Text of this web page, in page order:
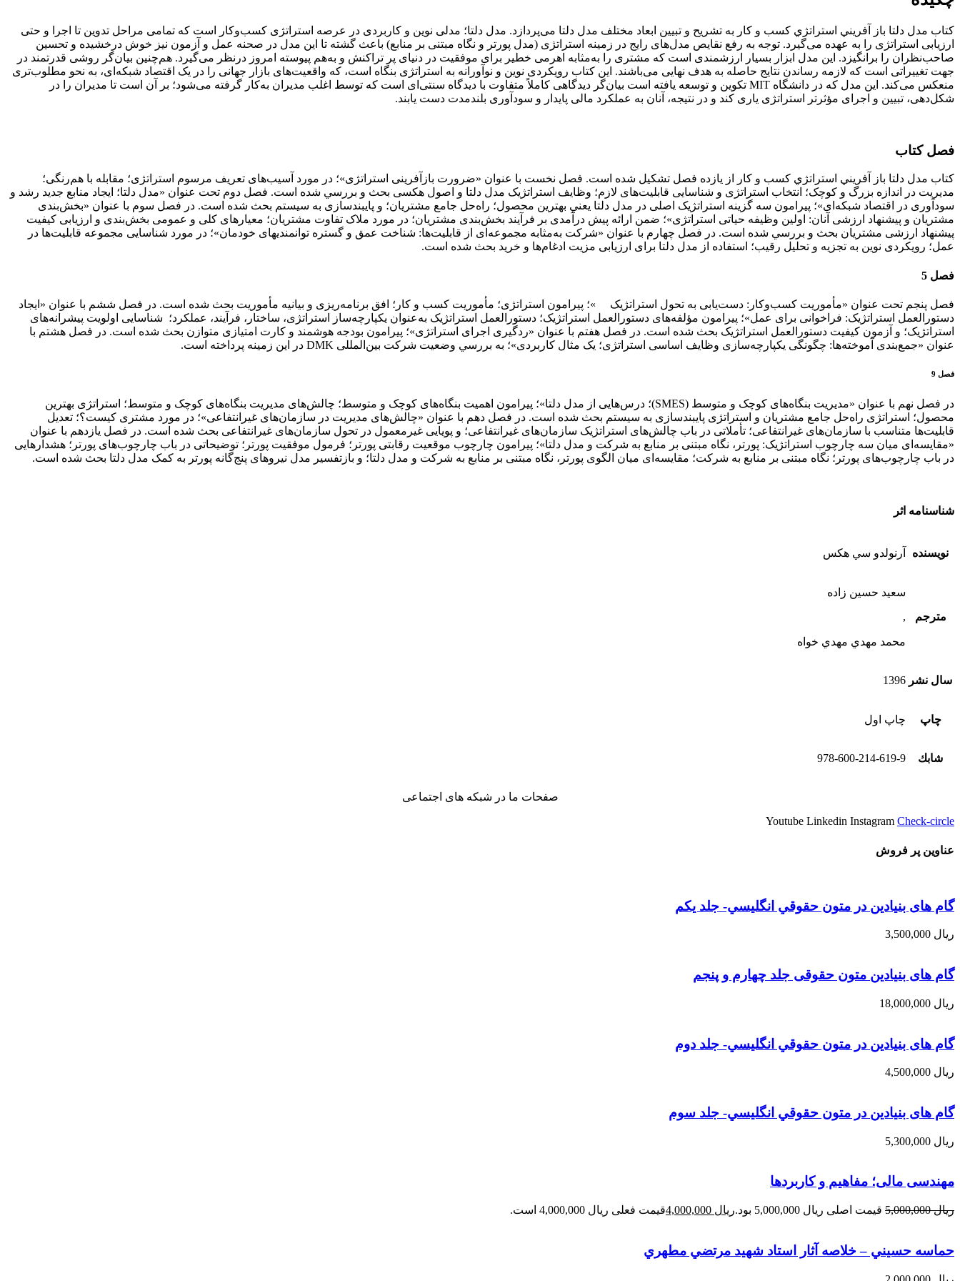
کتاب مدل دلتا باز آفريني استراتژي كسب و كار به تشریح و تبیین ابعاد مختلف مدل دلتا می‌پردازد. مدل دلتا؛ مدلی نوین و کاربردی در عرصه استراتژی کسب‌وکار است که تمامی مراحل تدوین تا اجرا و حتی
ارزیابی استراتژی را به عهده می‌گیرد. توجه به رفع نقایص مدل‌های رایج در زمینه استراتژی (مدل پورتر و نگاه مبتنی بر منابع) باعث گشته تا این مدل در صحنه عمل و آزمون نیز خوش درخشیده و تحسین‌
صاحب‌نظران را برانگیزد. اين مدل ابزار بسیار ارزشمندی است که مشتری را به‌مثابه اهرمی خطیر برای موفقیت در دنیای پر تراکنش و به‌هم‌ پیوسته امروز درنظر می‌گیرد. هم‌چنین بیان‌گر روشی قدرتمند در
جهت تغییراتی است که لازمه رساندن نتایج حاصله به هدف نهایی می‌باشند. این کتاب رویکردی نوین و نوآورانه به استراتژی بنگاه است، که واقعیت‌های بازار جهانی را در یک اقتصاد شبکه‌ای، به نحو مطلوب‌تری
منعکس می‌کند. این مدل که در دانشگاه MIT تکوین و توسعه یافته است بیان‌گر دیدگاهی کاملاً متفاوت با دیدگاه سنتی‌ای است که توسط اغلب مدیران به‌کار گرفته می‌شود؛ بر آن است تا مدیران را در
شکل‌دهی، تبیین و اجرای مؤثرتر استراتژی یاری کند و در نتیجه، آنان به عملکرد مالی پایدار و سودآوری بلندمدت دست یابند.
فصل كتاب
کتاب مدل دلتا باز آفريني استراتژي كسب و كار از يازده فصل تشکيل شده است. فصل نخست با عنوان «ضرورت بازآفرینی استراتژی»؛ در مورد آسیب‌های تعریف مرسوم استراتژی؛ مقابله با هم‌رنگی؛
مدیریت در اندازه بزرگ و کوچک؛ انتخاب استراتژی و شناسایی قابلیت‌های لازم؛ وظایف استراتژیک مدل دلتا و اصول هکسی بحث و بررسي شده است. فصل دوم تحت عنوان «مدل دلتا؛ ایجاد منابع جدید رشد و
سودآوری در اقتصاد شبکه‌ای»؛ پيرامون سه گزینه استراتژیک اصلی در مدل دلتا يعني بهترین محصول؛ راه‌حل جامع مشتریان؛ و پایبندسازی به سیستم بحث شده است. در فصل سوم با عنوان «بخش‌بندی
مشتریان و پیشنهاد ارزشی آنان: اولین وظیفه حیاتی استراتژی»؛ ضمن ارائه پیش درآمدی بر فرآیند بخش‌بندی مشتریان؛ در مورد ملاک تفاوت مشتریان؛ معیارهای کلی و عمومی بخش‌بندی و ارزیابی کیفیت
پیشنهاد ارزشی مشتریان بحث و بررسي شده است. در فصل چهارم با عنوان «شرکت به‌مثابه مجموعه‌ای از قابلیت‌ها: شناخت عمق و گستره توانمندیهای خودمان»؛ در مورد شناسایی مجموعه‌ قابلیت‌ها در
عمل؛ رویکردی نوین به تجزیه و تحلیل رقیب؛ استفاده از مدل دلتا برای ارزیابی مزیت ادغام‌ها و خريد بحث شده است.
فصل 5
فصل پنجم تحت عنوان «مأموریت کسب‌وکار: دست‌یابی به تحول استراتژیک »؛ پيرامون استراتژی؛ مأموریت کسب ‌و کار؛ افق برنامه‌ریزی و بیانیه‌ مأموریت بحث شده است. در فصل ششم با عنوان «ایجاد
دستورالعمل استراتژیک: فراخوانی برای عمل»؛ پيرامون مؤلفه‌های دستورالعمل استراتژیک؛ دستورالعمل استراتژیک به‌عنوان يكپارچه‌ساز استراتژی، ساختار، فرآیند، عملکرد؛ شناسایی اولویت پیشرانه‌های
استراتژیک؛ و آزمون کیفیت دستورالعمل استراتژیک بحث شده است. در فصل هفتم با عنوان «ردگیری اجرای استراتژی»؛ پيرامون بودجه هوشمند و کارت امتیازی متوازن بحث شده است. در فصل هشتم با
عنوان «جمع‌بندی آموخته‌ها: چگونگی يكپارچه‌سازی وظایف اساسی استراتژی؛ یک مثال کاربردی»؛ به بررسي وضعيت شرکت بین‌المللی DMK در اين زمينه پرداخته است.
فصل 9
در فصل نهم با عنوان «مدیریت بنگاه‌های کوچک و متوسط (SMES)؛ درس‌هایی از مدل دلتا»؛ پيرامون اهمیت بنگاه‌های کوچک و متوسط؛ چالش‌های مدیریت بنگاه‌های کوچک‌ و متوسط؛ استراتژی بهترین
محصول؛ استراتژی راه‌حل جامع مشتریان و استراتژی پایبندسازی به سیستم بحث شده است. در فصل دهم با عنوان «چالش‌های مدیریت در سازمان‌های غیرانتفاعی»؛ در مورد مشتری کیست؟؛ تعدیل
قابلیت‌ها متناسب با سازمان‌های غیرانتفاعی؛ تأملاتی در باب چالش‌های استراتژیک سازمان‌های غیرانتفاعی؛ و پویایی غیرمعمول در تحول سازمان‌های غیرانتفاعی بحث شده است. در فصل یازدهم با عنوان
«مقایسه‌ای میان سه چارچوب استراتژیک: پورتر، نگاه مبتنی بر منابع‌ به شرکت و مدل دلتا»؛ پيرامون چارچوب موقعیت رقابتی پورتر؛ فرمول موفقیت پورتر؛ توضیحاتی در باب چارچوب‌های پورتر؛ هشدارهایی
در باب چارچوب‌های پورتر؛ نگاه مبتنی بر منابع‌ به شرکت؛ مقایسه‌ای میان الگوی پورتر، نگاه مبتنی ‌بر منابع به شرکت و مدل دلتا؛ و بازتفسیر مدل نیروهای پنج‌گانه پورتر به کمک مدل دلتا بحث شده است.
شناسنامه اثر
نویسنده آرنولدو سي هكس
مترجم
سعيد حسين زاده
,
محمد مهدي مهدي خواه
سال نشر 1396
چاپ چاپ اول
شابك 978-600-214-619-9
صفحات ما در شبکه های اجتماعی
Youtube Linkedin Instagram Check-circle
عناوین پر فروش
گام های بنیادین در متون حقوقي انگليسي- جلد يكم
ریال
گام های بنیادین متون حقوقی جلد چهارم و پنجم
ریال
گام های بنیادین در متون حقوقي انگليسي- جلد دوم
ریال
گام های بنیادین در متون حقوقي انگليسي- جلد سوم
ریال
مهندسی مالی؛ مفاهیم و کاربردها
ریال5,000,000 قیمت اصلی ریال 5,000,000 بود. ریال قیمت فعلی ریال 4,000,000 است.
حماسه حسيني – خلاصه آثار استاد شهيد مرتضي مطهري